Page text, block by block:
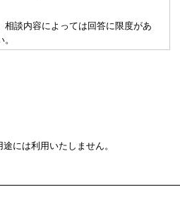
談内容によっては回答に限度があ
き下さい。（原則として30分以内）
頼された場合には、通常の受任事件
係となり、当会は関与しませんこと
には利用いたしません。